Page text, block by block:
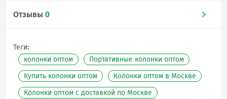
Отзывы 0
Теги:
колонки оптом
Портативные колонки оптом
Купить колонки оптом
Колонки оптом в Москве
Колонки оптом с доставкой по Москве